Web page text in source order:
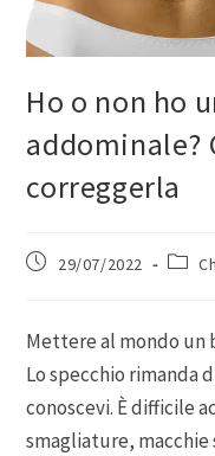
Ho o non ho
addominale?
correggerla
29/07/2022
Mettere al mondo un
Lo specchio rimanda
conoscevi. È difficile
smagliature,